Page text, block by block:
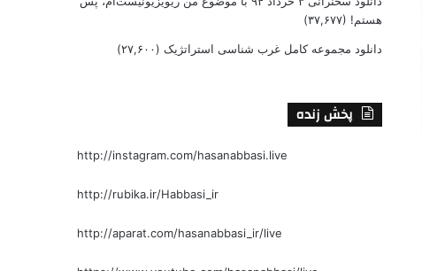
هستم! (۳۷,۶۷۷)
دانلود مجموعه کامل غرب شناسی استراتژیک (۲۷,۶۰۰)
پخش زنده
http://instagram.com/hasanabbasi.live
http://rubika.ir/Habbasi_ir
http://aparat.com/hasanabbasi_ir/live